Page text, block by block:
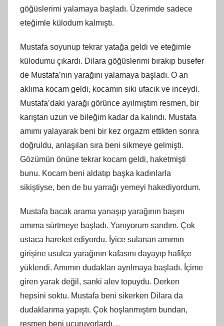
göğüslerimi yalamaya başladı. Üzerimde sadece
eteğimle külodum kalmıştı.
Mustafa soyunup tekrar yatağa geldi ve eteğimle
külodumu çıkardı. Dilara göğüslerimi bırakıp busefer
de Mustafa’nın yarağını yalamaya başladı. O an
aklıma kocam geldi, kocamın siki ufacık ve inceydi.
Mustafa’daki yarağı görünce ayılmıştım resmen, bir
karıştan uzun ve bileğim kadar da kalındı. Mustafa
amımı yalayarak beni bir kez orgazm ettikten sonra
doğruldu, anlaşılan sıra beni sikmeye gelmişti.
Gözümün önüne tekrar kocam geldi, haketmişti
bunu. Kocam beni aldatıp başka kadınlarla
sikiştiyse, ben de bu yarrağı yemeyi hakediyordum.
Mustafa bacak arama yanaşıp yarağının başını
amıma sürtmeye başladı. Yanıyorum sandım. Çok
ustaca hareket ediyordu. İyice sulanan amımın
girişine usulca yarağının kafasını dayayıp hafifçe
yüklendi. Amımın dudakları ayrılmaya başladı. İçime
giren yarak değil, sanki alev topuydu. Derken
hepsini soktu. Mustafa beni sikerken Dilara da
dudaklarıma yapıştı. Çok hoşlanmıştım bundan,
resmen beni uçuruyorlardı…